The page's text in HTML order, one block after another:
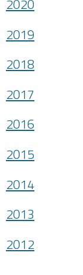
2020
2019
2018
2017
2016
2015
2014
2013
2012